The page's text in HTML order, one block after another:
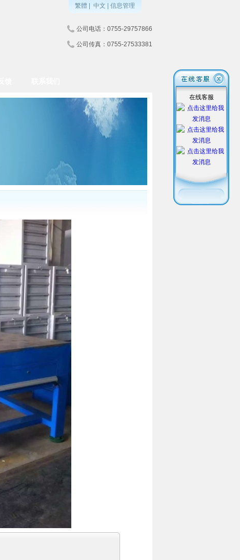
繁體 中文 信息管理
公司电话：0755-29757866
公司传真：0755-27533381
在线客服